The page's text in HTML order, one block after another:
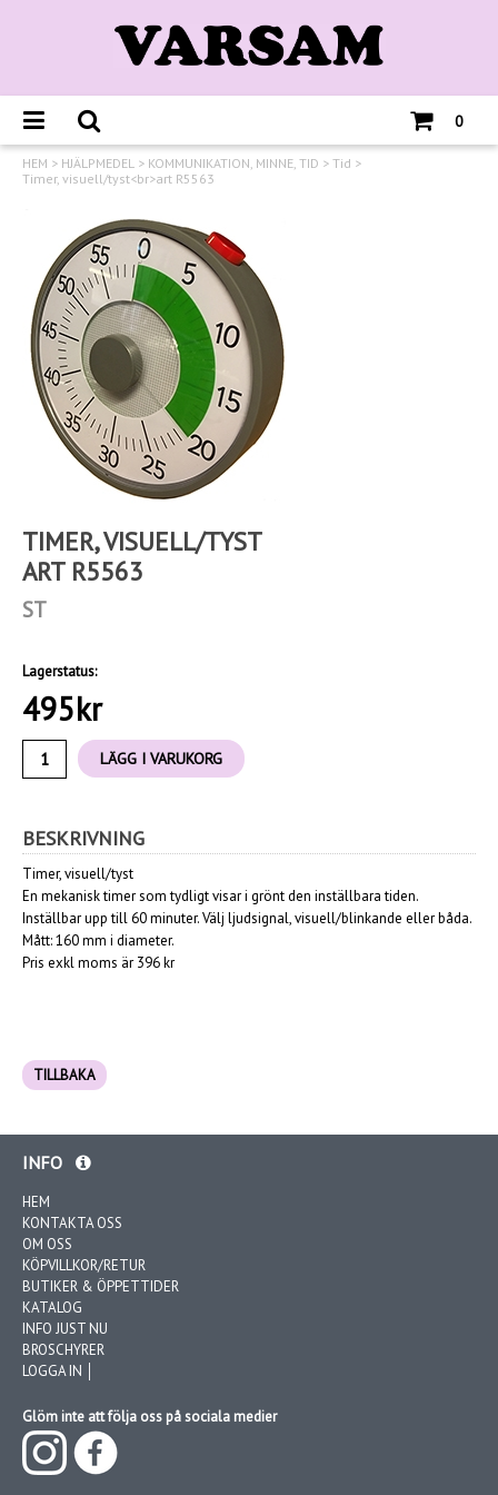
0
HEM > HJÄLPMEDEL > KOMMUNIKATION, MINNE, TID > Tid >
Timer, visuell/tyst<br>art R5563
TIMER, VISUELL/TYST
ART R5563
ST
Lagerstatus:
495kr
LÄGG I VARUKORG
BESKRIVNING
Timer, visuell/tyst
En mekanisk timer som tydligt visar i grönt den inställbara tiden.
Inställbar upp till 60 minuter. Välj ljudsignal, visuell/blinkande eller båda.
Mått: 160 mm i diameter.
Pris exkl moms är 396 kr
TILLBAKA
INFO
HEM
KONTAKTA OSS
OM OSS
KÖPVILLKOR/RETUR
BUTIKER & ÖPPETTIDER
KATALOG
INFO JUST NU
BROSCHYRER
LOGGA IN │
Glöm inte att följa oss på sociala medier